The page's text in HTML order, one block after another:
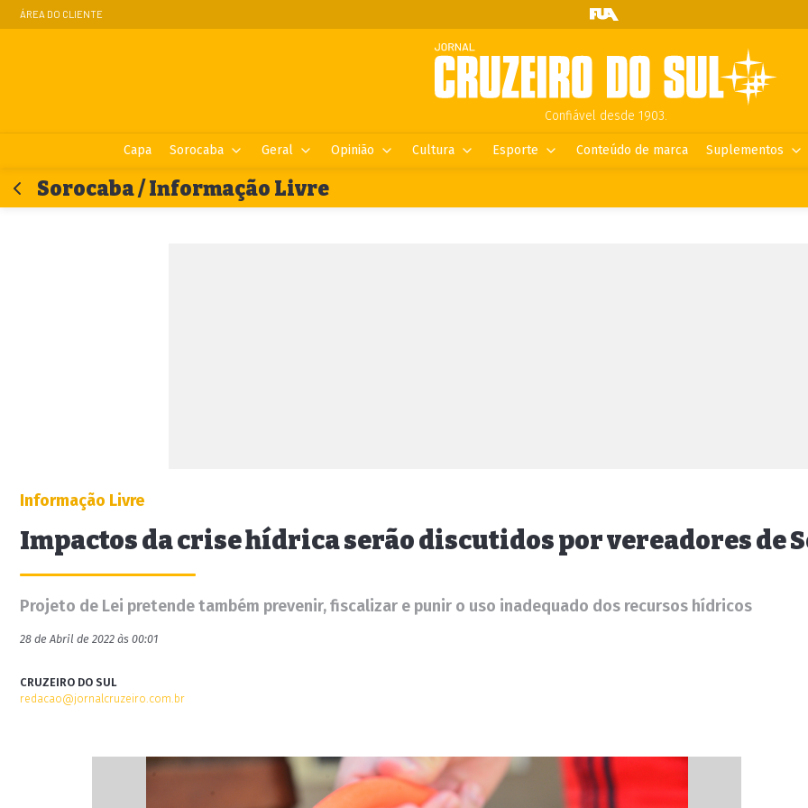
ÁREA DO CLIENTE
Confiável desde 1903.
Capa Sorocaba Geral Opinião Cultura Esporte Conteúdo de marca Suplementos
Sorocaba / Informação Livre
Informação Livre
Impactos da crise hídrica serão discutidos por vereadores de
Projeto de Lei pretende também prevenir, fiscalizar e punir o uso inadequado dos recursos hídricos
28 de Abril de 2022 às 00:01
CRUZEIRO DO SUL
redacao@jornalcruzeiro.com.br